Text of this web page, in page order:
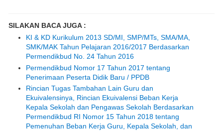
SILAKAN BACA JUGA :
KI & KD Kurikulum 2013 SD/MI, SMP/MTs, SMA/MA,
SMK/MAK Tahun Pelajaran 2016/2017 Berdasarkan
Permendikbud No. 24 Tahun 2016
Permendikbud Nomor 17 Tahun 2017 tentang
Penerimaan Peserta Didik Baru / PPDB
Rincian Tugas Tambahan Lain Guru dan
Ekuivalensinya, Rincian Ekuivalensi Beban Kerja
Kepala Sekolah dan Pengawas Sekolah Berdasarkan
Permendikbud RI Nomor 15 Tahun 2018 tentang
Pemenuhan Beban Kerja Guru, Kepala Sekolah, dan